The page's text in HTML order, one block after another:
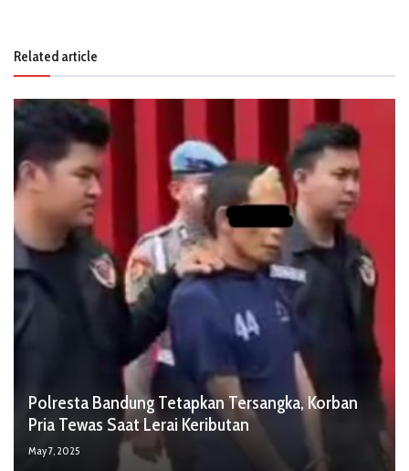
Related article
Polresta Bandung Tetapkan Tersangka, Korban
Pria Tewas Saat Lerai Keributan
May 7, 2025